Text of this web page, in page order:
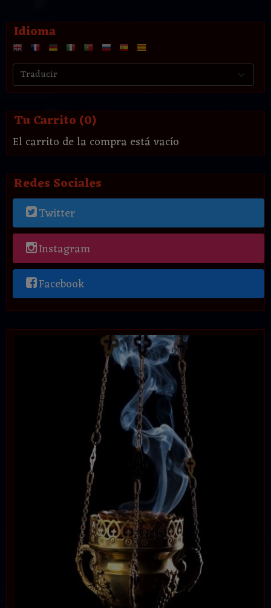
Idioma
Tu Carrito (0)
El carrito de la compra está vacío
Redes Sociales
Twitter
Instagram
Facebook